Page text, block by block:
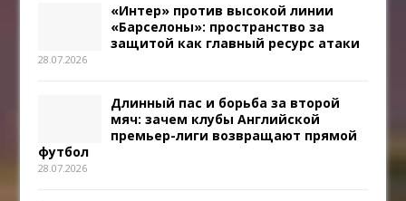
«Интер» против высокой линии
«Барселоны»: пространство за
защитой как главный ресурс атаки
28.07.2026
Длинный пас и борьба за второй
мяч: зачем клубы Английской
премьер-лиги возвращают прямой
футбол
28.07.2026